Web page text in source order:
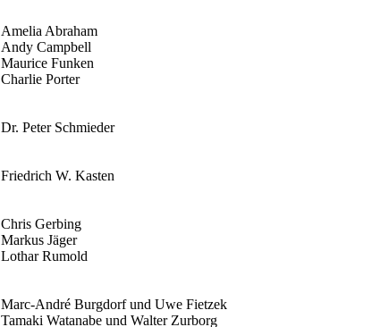
Amelia Abraham
Andy Campbell
Maurice Funken
Charlie Porter
Dr. Peter Schmieder
Friedrich W. Kasten
Chris Gerbing
Markus Jäger
Lothar Rumold
Marc-André Burgdorf und Uwe Fietzek
Tamaki Watanabe und Walter Zurborg